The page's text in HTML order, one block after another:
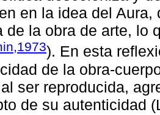
en la idea del
de la obra de arte, lo
). En esta
de la obra-
ser reproducida,
de su autenticidad